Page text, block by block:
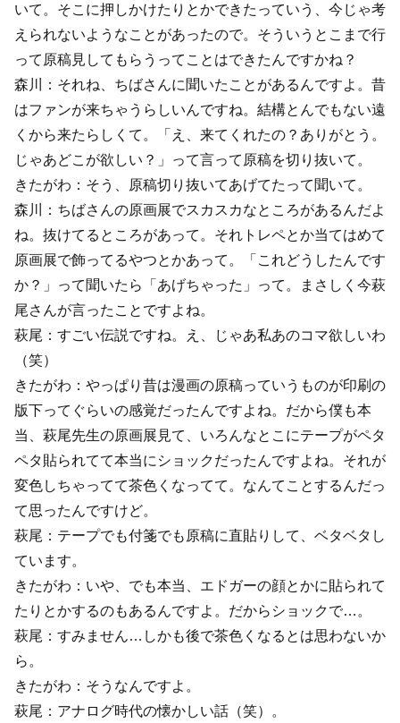
いて。そこに押しかけたりとかできたっていう、今じゃ考
えられないようなことがあったので。そういうとこまで行
って原稿見してもらうってことはできたんですかね？
森川：それね、ちばさんに聞いたことがあるんですよ。昔
はファンが来ちゃうらしいんですね。結構とんでもない遠
くから来たらしくて。「え、来てくれたの？ありがとう。
じゃあどこが欲しい？」って言って原稿を切り抜いて。
きたがわ：そう、原稿切り抜いてあげてたって聞いて。
森川：ちばさんの原画展でスカスカなところがあるんだよ
ね。抜けてるところがあって。それトレペとか当てはめて
原画展で飾ってるやつとかあって。「これどうしたんです
か？」って聞いたら「あげちゃった」って。まさしく今萩
尾さんが言ったことですよね。
萩尾：すごい伝説ですね。え、じゃあ私あのコマ欲しいわ
（笑）
きたがわ：やっぱり昔は漫画の原稿っていうものが印刷の
版下ってぐらいの感覚だったんですよね。だから僕も本
当、萩尾先生の原画展見て、いろんなとこにテープがペタ
ペタ貼られてて本当にショックだったんですよね。それが
変色しちゃってて茶色くなってて。なんてことするんだっ
て思ったんですけど。
萩尾：テープでも付箋でも原稿に直貼りして、ベタベタし
ています。
きたがわ：いや、でも本当、エドガーの顔とかに貼られて
たりとかするのもあるんですよ。だからショックで…。
萩尾：すみません…しかも後で茶色くなるとは思わないか
ら。
きたがわ：そうなんですよ。
萩尾：アナログ時代の懐かしい話（笑）。